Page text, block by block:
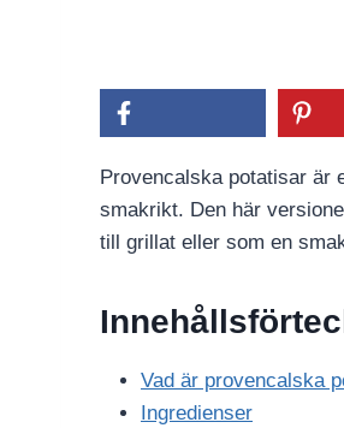
Provencalska potatisar är
smakrikt. Den här
till grillat eller som en
Vad är provencalska
Ingredienser